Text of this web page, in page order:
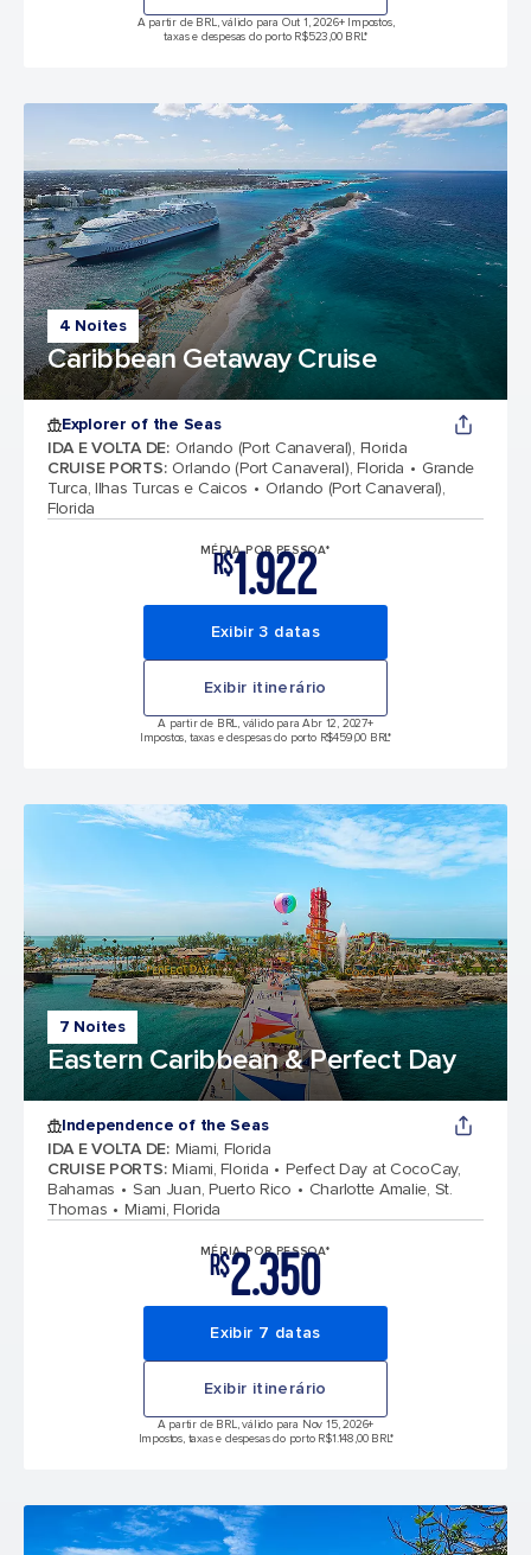
A partir de BRL, válido para Out 1, 2026+ Impostos,
taxas e despesas do porto R$523,00 BRL*
4 Noites
Caribbean Getaway Cruise
Explorer of the Seas
IDA E VOLTA DE: Orlando (Port Canaveral), Florida
CRUISE PORTS: Orlando (Port Canaveral), Florida
Grande
Turca, Ilhas Turcas e Caicos
Orlando (Port Canaveral),
Florida
MÉDIA POR PESSOA*
R$1.922
Exibir 3 datas
Exibir itinerário
A partir de BRL, válido para Abr 12, 2027+
Impostos, taxas e despesas do porto R$459,00 BRL*
7 Noites
Eastern Caribbean & Perfect Day
Independence of the Seas
IDA E VOLTA DE: Miami, Florida
CRUISE PORTS: Miami, Florida
Perfect Day at CocoCay,
Bahamas
San Juan, Puerto Rico
Charlotte Amalie, St.
Thomas
Miami, Florida
MÉDIA POR PESSOA*
R$2.350
Exibir 7 datas
Exibir itinerário
A partir de BRL, válido para Nov 15, 2026+
Impostos, taxas e despesas do porto R$1.148,00 BRL*